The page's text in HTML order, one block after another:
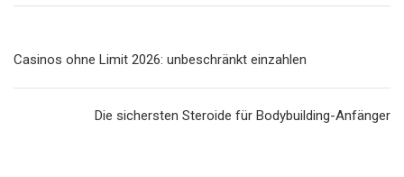
entradas
Casinos ohne Limit 2026: unbeschränkt einzahlen
Die sichersten Steroide für Bodybuilding-Anfänger